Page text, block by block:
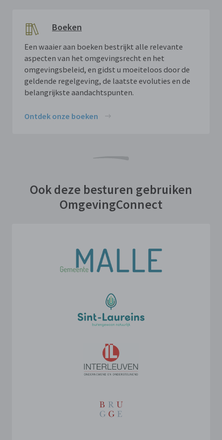
Boeken
Een waaier aan boeken bestrijkt alle relevante
aspecten van het omgevingsrecht en het
omgevingsbeleid, en gidst u moeiteloos door de
geldende regelgeving, de laatste evoluties en de
belangrijkste aandachtspunten.
Ontdek onze boeken
Ook deze besturen gebruiken
OmgevingConnect